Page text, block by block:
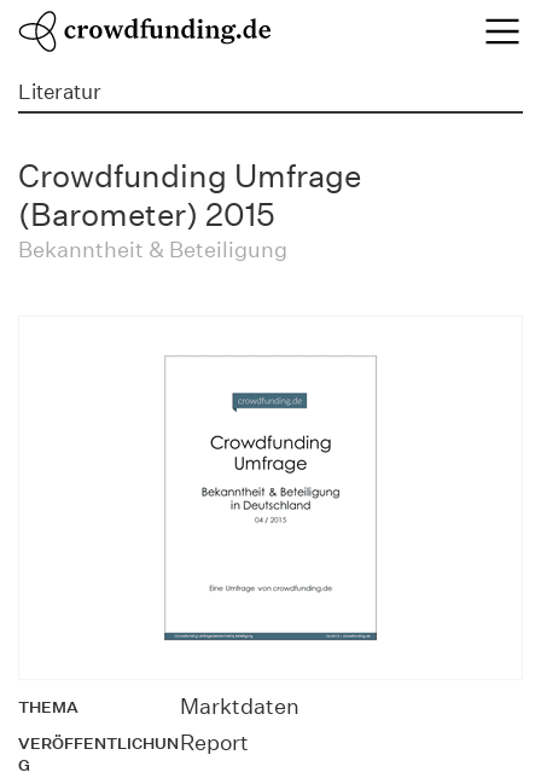
Literatur
Crowdfunding Umfrage
(Barometer) 2015
Bekanntheit & Beteiligung
THEMA Marktdaten
VERÖFFENTLICHUN
G
Report